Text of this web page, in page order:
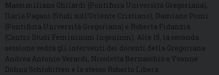
Massimiliano Ghilardi (Pontificia Università Gregoriana),
Ilaria Pagani (Studi sull’Oriente Cristiano), Damiano Pomi
(Pontificia Università Gregoriana) e Roberta Fidanzia
(Centro Studi Femininum Ingenium). Alle 15, la seconda
sessione vedrà gli interventi dei docenti della Gregoriana
Andrea Antonio Verardi, Nicoletta Bernacchio e Yvonne
Dohna Schlobitten e lo stesso Roberto Libera.